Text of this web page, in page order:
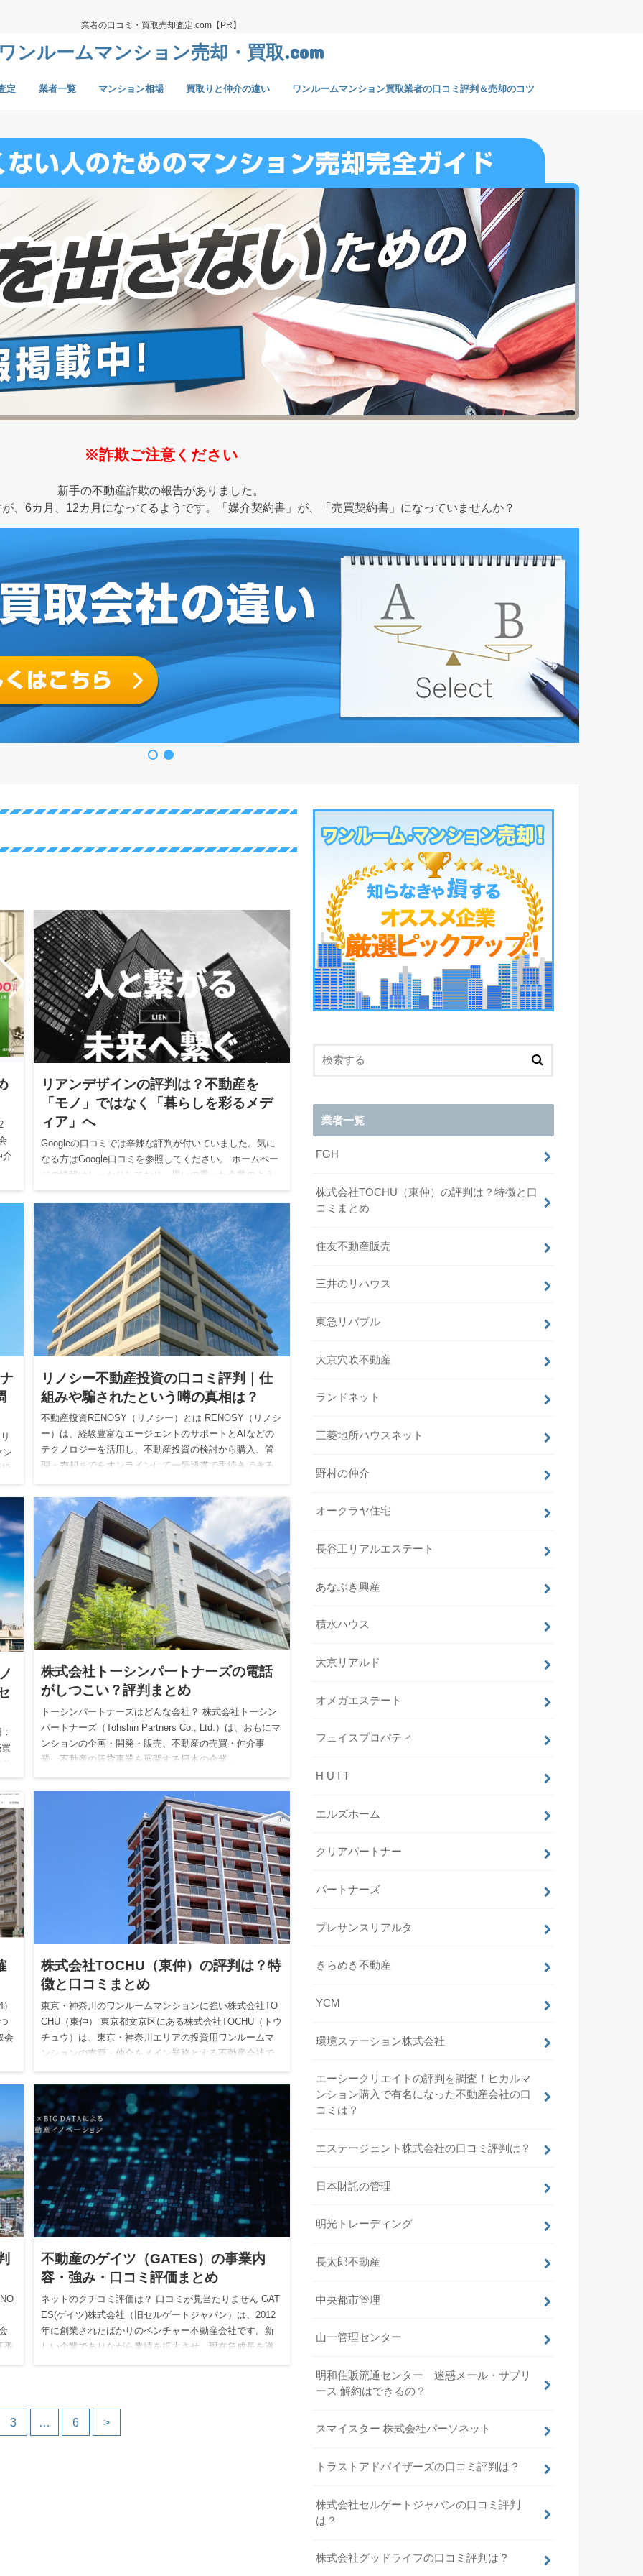
業者の口コミ・買取売却査定.com【PR】
ンルームマンション売却・買取.com
定 業者一覧 マンション相場 買取りと仲介の違い ワンルームマンション買取業者の口コミ評判＆売却のコツ
※詐欺ご注意ください
新手の不動産詐欺の報告がありました。
、6カ月、12カ月になってるようです。「媒介契約書」が、「売買契約書」になっていませんか？
介
リアンデザインの評判は？不動産を
「モノ」ではなく「暮らしを彩るメデ
ィア」へ
Googleの口コミでは辛辣な評判が付いていました。気に
なる方はGoogle口コミを参照してください。 ホームペー
ジの情報はしっかりしており、思いの乗った企業のよう
「暮ら…
ン
リノシー不動産投資の口コミ評判｜仕
組みや騙されたという噂の真相は？
不動産投資RENOSY（リノシー）とは RENOSY（リノシ
ー）は、経験豊富なエージェントのサポートとAIなどの
テクノロジーを活用し、不動産投資の検討から購入、管
理・売却までをオンラインにて一気通貫で手続きできる
株式会社トーシンパートナーズの電話
がしつこい？評判まとめ
トーシンパートナーズはどんな会社？ 株式会社トーシン
パートナーズ（Tohshin Partners Co., Ltd.）は、おもにマ
ンションの企画・開発・販売、不動産の売買・仲介事
業、不動産の賃貸事業を展開する日本の企業…
会
株式会社TOCHU（東仲）の評判は？特
徴と口コミまとめ
東京・神奈川のワンルームマンションに強い株式会社TO
CHU（東仲） 東京都文京区にある株式会社TOCHU（トウ
チュウ）は、東京・神奈川エリアの投資用ワンルームマ
ンションの売買・仲介をメイン業務とする不動産会社で
番
不動産のゲイツ（GATES）の事業内
容・強み・口コミ評価まとめ
ネットのクチコミ評価は？ 口コミが見当たりません GAT
ES(ゲイツ)株式会社（旧セルゲートジャパン）は、2012
年に創業されたばかりのベンチャー不動産会社です。新
しい企業でありながら業績を拡大させ、現在急成長を遂
3 … 6 >
業者一覧
FGH
株式会社TOCHU（東仲）の評判は？特徴と口
コミまとめ
住友不動産販売
三井のリハウス
東急リバブル
大京穴吹不動産
ランドネット
三菱地所ハウスネット
野村の仲介
オークラヤ住宅
長谷工リアルエステート
あなぶき興産
積水ハウス
大京リアルド
オメガエステート
フェイスプロパティ
H U I T
エルズホーム
クリアパートナー
パートナーズ
プレサンスリアルタ
きらめき不動産
YCM
環境ステーション株式会社
エーシークリエイトの評判を調査！ヒカルマ
ンション購入で有名になった不動産会社の口
コミは？
エステージェント株式会社の口コミ評判は？
日本財託の管理
明光トレーディング
長太郎不動産
中央都市管理
山一管理センター
明和住販流通センター 迷惑メール・サブリ
ース 解約はできるの？
スマイスター 株式会社パーソネット
トラストアドバイザーズの口コミ評判は？
株式会社セルゲートジャパンの口コミ評判
は？
株式会社グッドライフの口コミ評判は？